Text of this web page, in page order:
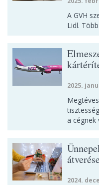
A GVH
Lidl.
2025.
a cégnek
2024.